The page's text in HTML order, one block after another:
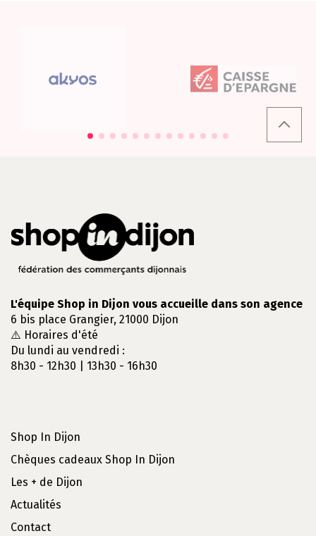
L'équipe Shop in Dijon vous accueille dans son agence
6 bis place Grangier, 21000 Dijon
⚠️ Horaires d'été
Du lundi au vendredi :
8h30 - 12h30 | 13h30 - 16h30
Shop In Dijon
Chèques cadeaux Shop In Dijon
Les + de Dijon
Actualités
Contact